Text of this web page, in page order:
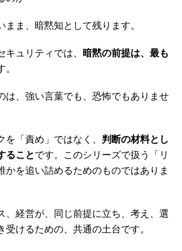
まま、暗黙知として残ります。
キュリティでは、
暗黙の前提は、最も
。
は、強い言葉でも、恐怖でもありませ
を「責め」ではなく、 判断の材料とし
ることです。このシリーズで扱う「リ
かを追い詰めるためのものではありま
、経営が、同じ前提に立ち、考え、選
受けるための、共通の土台です。